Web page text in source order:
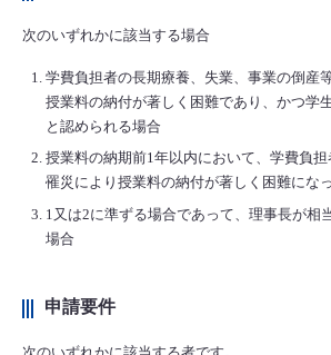
次のいずれかに該当する場合
学費負担者の長期療養、失業、事業の倒産
授業料の納付が著しく困難であり、かつ学
と認められる場合
授業料の納期前1年以内において、学費負
罹災により授業料の納付が著しく困難にな
1又は2に準ずる場合であって、理事長が相
場合
申請要件